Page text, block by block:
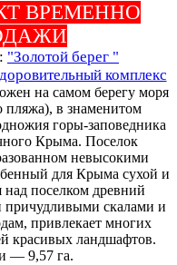
ВРЕМЕННО
"Золотой берег "
комплекс
на самом берегу моря
пляжа), в знаменитом
горы-заповедника
Крыма. Поселок
невысокими
для Крыма сухой и
поселком древний
причудливыми скалами и
привлекает многих
красивых ландшафтов.
— 9,57 га.